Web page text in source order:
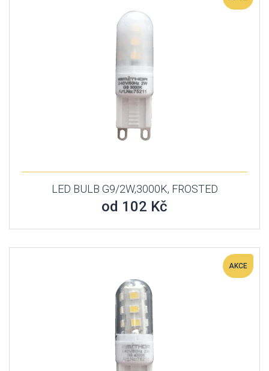
LED BULB G9/2W,3000K, FROSTED
od 102 Kč
AKCE